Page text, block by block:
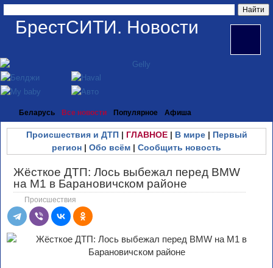
БрестСИТИ. Новости
Беларусь Все новости Популярное Афиша
Происшествия и ДТП| ГЛАВНОЕ| В мире| Первый
регион | Обо всём | Сообщить новость
Жёсткое ДТП: Лось выбежал перед BMW
на М1 в Барановичском районе
Происшествия